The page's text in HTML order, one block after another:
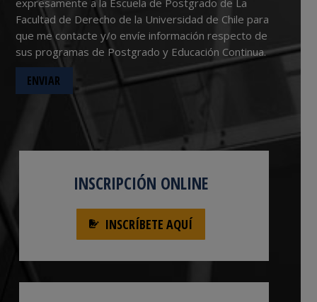
Facultad de Derecho de la Universidad de Chile para
que me contacte y/o envíe información respecto de
sus programas de Postgrado y Educación Continua.
INSCRIPCIÓN ONLINE
INSCRÍBETE AQUÍ